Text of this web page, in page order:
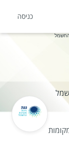
כניסה
החשמל